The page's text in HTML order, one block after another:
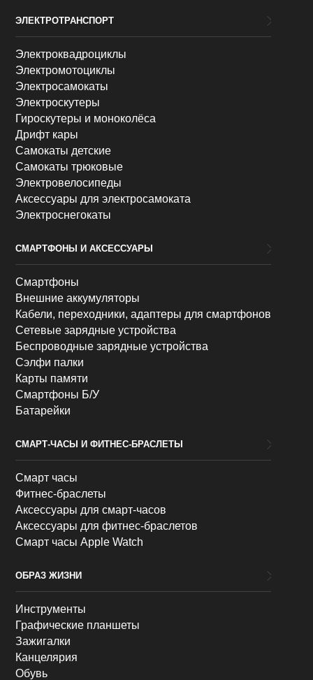
ЭЛЕКТРОТРАНСПОРТ
Электроквадроциклы
Электромотоциклы
Электросамокаты
Электроскутеры
Гироскутеры и моноколёса
Дрифт кары
Самокаты детские
Самокаты трюковые
Электровелосипеды
Аксессуары для электросамоката
Электроснегокаты
СМАРТФОНЫ И АКСЕССУАРЫ
Смартфоны
Внешние аккумуляторы
Кабели, переходники, адаптеры для смартфонов
Сетевые зарядные устройства
Беспроводные зарядные устройства
Сэлфи палки
Карты памяти
Смартфоны Б/У
Батарейки
СМАРТ-ЧАСЫ И ФИТНЕС-БРАСЛЕТЫ
Смарт часы
Фитнес-браслеты
Аксессуары для смарт-часов
Аксессуары для фитнес-браслетов
Смарт часы Apple Watch
ОБРАЗ ЖИЗНИ
Инструменты
Графические планшеты
Зажигалки
Канцелярия
Обувь